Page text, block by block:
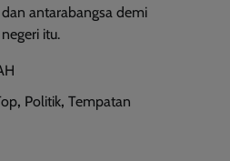
antarabangsa demi
itu.
, Politik, Tempatan